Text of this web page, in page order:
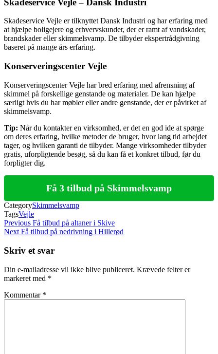
Skadeservice Vejle er tilknyttet Dansk Industri og har erfaring med
at hjælpe boligejere og erhvervskunder, der er ramt af vandskader,
brandskader eller skimmelsvamp. De tilbyder ekspertrådgivning
baseret på mange års erfaring.
Konserveringscenter Vejle
Konserveringscenter Vejle har bred erfaring med afrensning af
skimmel på forskellige genstande og materialer. De kan hjælpe
særligt hvis du har møbler eller andre genstande, der er påvirket af
skimmelsvamp.
Tip: Når du kontakter en virksomhed, er det en god ide at spørge
om deres erfaring, hvilke metoder de bruger, hvor lang tid arbejdet
tager, og hvilken garanti de tilbyder. Mange virksomheder tilbyder
gratis, uforpligtende besøg, så du kan få et konkret tilbud, før du
forpligter dig.
Få 3 tilbud på Skimmelsvamp
CategorySkimmelsvamp
TagsVejle
Indlægsnavigation
Previous
Post
Previous Få tilbud på altaner i Skive
Next
Next Få tilbud på nedrivning i Hillerød
Skriv et svar
Din e-mailadresse vil ikke blive publiceret. Krævede felter er
markeret med *
Kommentar *